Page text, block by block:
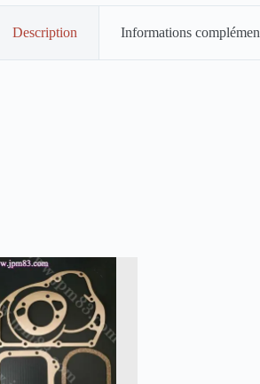
Description Informations